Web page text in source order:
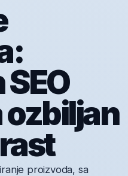
ozbiljan
proizvoda, sa